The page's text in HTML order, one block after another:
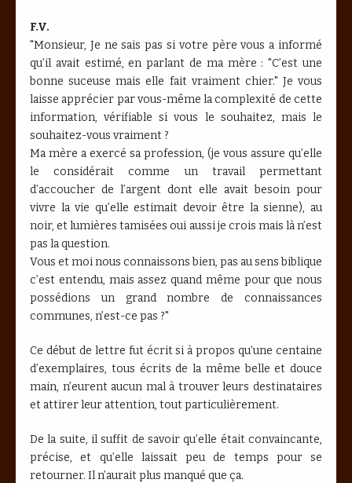
F.V.
"Monsieur, Je ne sais pas si votre père vous a informé
qu’il avait estimé, en parlant de ma mère : "C’est une
bonne suceuse mais elle fait vraiment chier." Je vous
laisse apprécier par vous-même la complexité de cette
information, vérifiable si vous le souhaitez, mais le
souhaitez-vous vraiment ?
Ma mère a exercé sa profession, (je vous assure qu’elle
le considérait comme un travail permettant
d’accoucher de l’argent dont elle avait besoin pour
vivre la vie qu’elle estimait devoir être la sienne), au
noir, et lumières tamisées oui aussi je crois mais là n’est
pas la question.
Vous et moi nous connaissons bien, pas au sens biblique
c’est entendu, mais assez quand même pour que nous
possédions un grand nombre de connaissances
communes, n’est-ce pas ?"
Ce début de lettre fut écrit si à propos qu’une centaine
d’exemplaires, tous écrits de la même belle et douce
main, n’eurent aucun mal à trouver leurs destinataires
et attirer leur attention, tout particulièrement.
De la suite, il suffit de savoir qu’elle était convaincante,
précise, et qu’elle laissait peu de temps pour se
retourner. Il n’aurait plus manqué que ça.